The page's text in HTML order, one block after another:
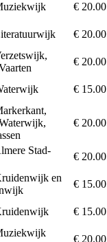
€ 20.00
€ 20.00
€ 20.00
€ 15.00
€ 20.00
Stad-
€ 20.00
en
€ 15.00
€ 15.00
€ 20.00